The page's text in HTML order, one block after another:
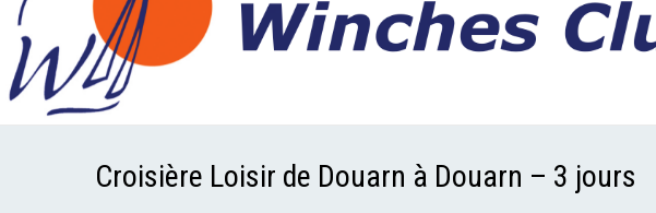
Croisière Loisir de Douarn à Douarn – 3 jours